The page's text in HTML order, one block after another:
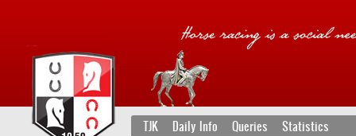
TJK Daily Info Queries Statistics